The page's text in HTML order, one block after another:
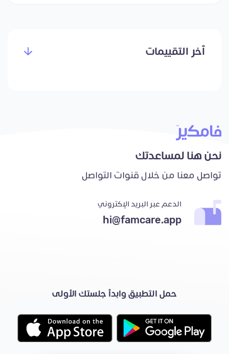
آخر التقييمات
نحن هنا لمساعدتك
تواصل معنا من خلال قنوات التواصل
الدعم عبر البريد الإكتروني
hi@famcare.app
حمل التطبيق وابدأ جلستك الأولى